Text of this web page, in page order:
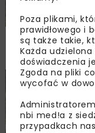
PKP PLK
– Szczyrzyc
Poza plikami,
prawidłowego i
są także takie,
Każda
doświadczenia
Zgoda na pliki
wycofać w
nbi med!a z
przypadkach